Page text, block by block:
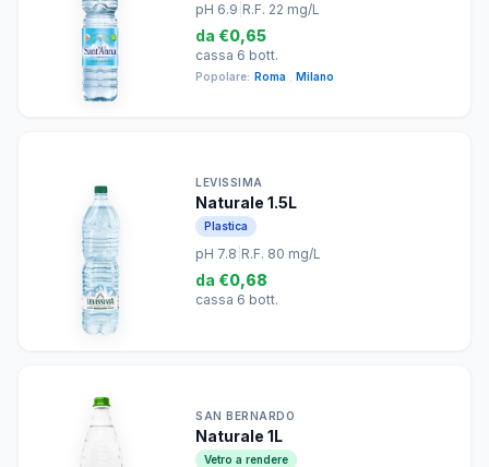
pH 6.9 R.F. 22 mg/L
da €0,65
cassa 6 bott.
Popolare: Roma Milano
LEVISSIMA
Naturale 1.5L
Plastica
pH 7.8 R.F. 80 mg/L
da €0,68
cassa 6 bott.
SAN BERNARDO
Naturale 1L
Vetro a rendere